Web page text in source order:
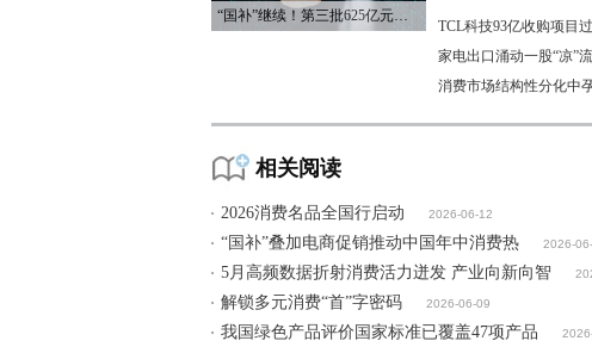
“国补”继续！第三批625亿元资金已下达
TCL科技93亿收购项目
家电出口涌动一股“凉”流
消费市场结构性分化中
相关阅读
2026消费名品全国行启动 2026-06-12
“国补”叠加电商促销推动中国年中消费热 2026-
5月高频数据折射消费活力迸发 产业向新向智
解锁多元消费“首”字密码 2026-06-09
我国绿色产品评价国家标准已覆盖47项产品